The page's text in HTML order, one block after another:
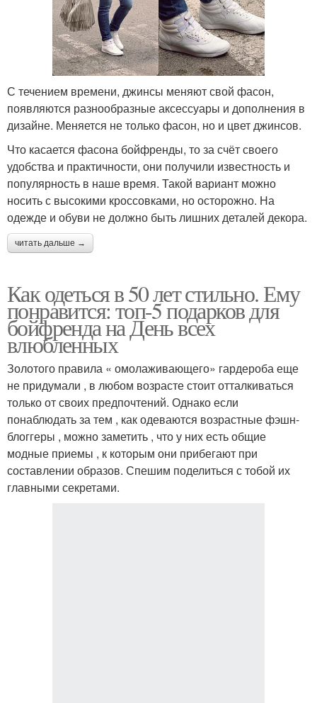
С течением времени, джинсы меняют свой фасон,
появляются разнообразные аксессуары и дополнения в
дизайне. Меняется не только фасон, но и цвет джинсов.
Что касается фасона бойфренды, то за счёт своего
удобства и практичности, они получили известность и
популярность в наше время. Такой вариант можно
носить с высокими кроссовками, но осторожно. На
одежде и обуви не должно быть лишних деталей декора.
читать дальше →
Как одеться в 50 лет стильно. Ему
понравится: топ-5 подарков для
бойфренда на День всех
влюбленных
Золотого правила « омолаживающего» гардероба еще
не придумали , в любом возрасте стоит отталкиваться
только от своих предпочтений. Однако если
понаблюдать за тем , как одеваются возрастные фэшн-
блоггеры , можно заметить , что у них есть общие
модные приемы , к которым они прибегают при
составлении образов. Спешим поделиться с тобой их
главными секретами.